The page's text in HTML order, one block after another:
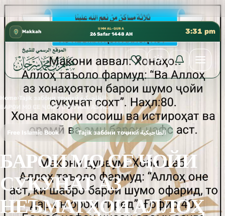
كتب الشيخ هيثم سرحان حفظه الله متوفرة مجانًا ✦
Makkah
UMM AL-QURA
26 Safar 1448 AH 3:31 pm
Home› Tajik забо́ни тоҷикӣ́ الطاجيكية›
БАРОИ МО СЕ ҶОЙИ СУКУНАТ АЗ НЕЪМАТҲОИ АЛЛОҲ АСТ
Free Islamic Book Tajik забо́ни тоҷикӣ́ الطاجيكية
БАРОИ МО СЕ ҶОЙИ
СУКУНАТ АЗ
НЕЪМАТҲОИ АЛЛОҲ